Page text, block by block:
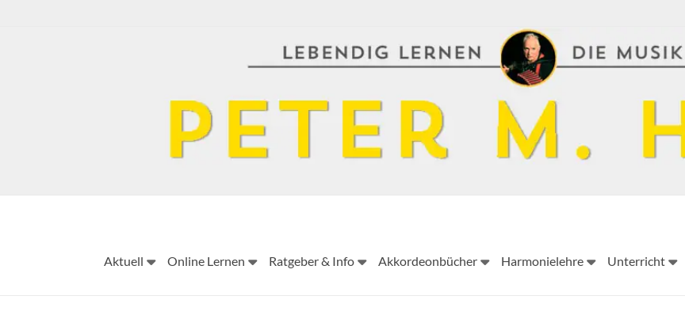
M.
Aktuell Online Lernen Ratgeber & Info Akkordeonbücher Harmonielehre Unterricht